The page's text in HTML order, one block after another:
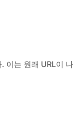
이는 원래 URL이 나